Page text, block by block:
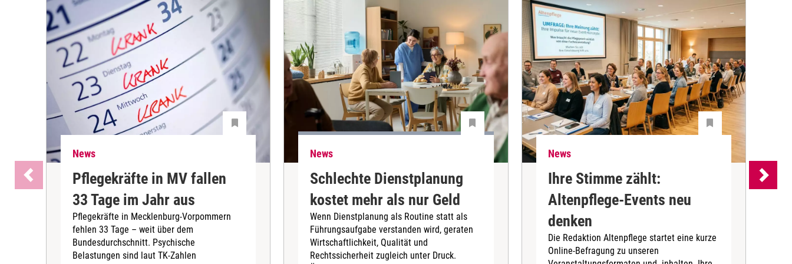
News
Pflegekräfte in MV fallen
33 Tage im Jahr aus
Pflegekräfte in Mecklenburg-Vorpommern
fehlen 33 Tage – weit über dem
Bundesdurchschnitt. Psychische
Belastungen sind laut TK-Zahlen
News
Schlechte Dienstplanung
kostet mehr als nur Geld
Wenn Dienstplanung als Routine statt als
Führungsaufgabe verstanden wird, geraten
Wirtschaftlichkeit, Qualität und
Rechtssicherheit zugleich unter Druck.
News
Ihre Stimme zählt:
Altenpflege-Events neu
denken
Die Redaktion Altenpflege startet eine kurze
Online-Befragung zu unseren